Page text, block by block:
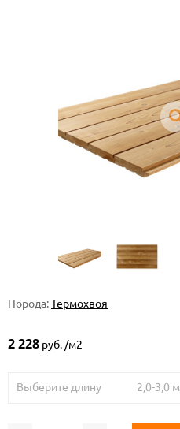
Порода:Термохвоя
2 228 руб. /м2
Выберите длину 2,0-3,0 м